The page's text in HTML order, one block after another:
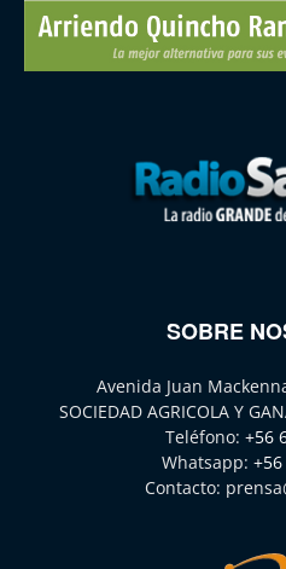
SOBRE
Avenida Juan
SOCIEDAD AGRICOLA Y
Teléfono: +56
Whatsapp:
Contacto: